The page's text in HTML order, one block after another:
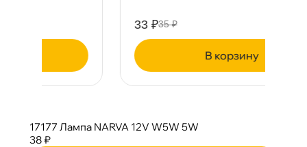
корзину
17177 Лампа NARVA 12V W5W 5W
38 ₽